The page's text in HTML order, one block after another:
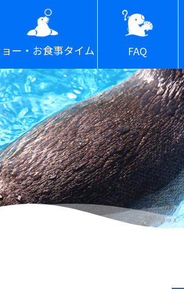
ー・お食事タイム FAQ